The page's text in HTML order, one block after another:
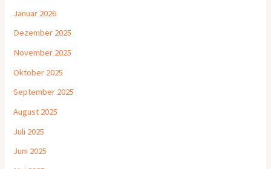
Januar 2026
Dezember 2025
November 2025
Oktober 2025
September 2025
August 2025
Juli 2025
Juni 2025